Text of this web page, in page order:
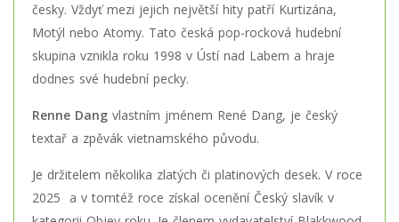
česky. Vždyť mezi jejich největší hity patří Kurtizána,
Motýl nebo Atomy. Tato česká pop-rocková hudební
skupina vznikla roku 1998 v Ústí nad Labem a hraje
dodnes své hudební pecky.
Renne Dang vlastním jménem René Dang, je český
textař a zpěvák vietnamského původu.
Je držitelem několika zlatých či platinových desek. V roce
2025 a v tomtéž roce získal ocenění Český slavík v